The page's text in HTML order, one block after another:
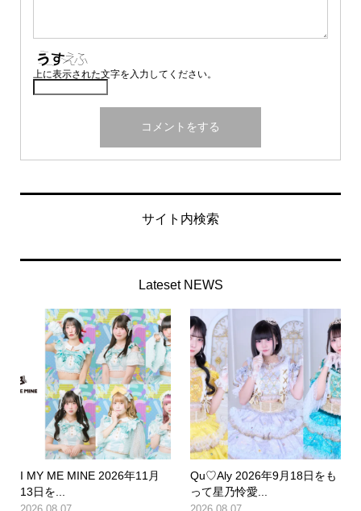
上に表示された文字を入力してください。
サイト内検索
Lateset NEWS
I MY ME MINE 2026年11月
13日を...
Qu♡Aly 2026年9月18日をも
って星乃怜愛...